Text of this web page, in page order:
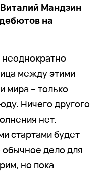
Мандзин
на
между этими
мира – только
Ничего другого
нет.
стартами будет
дело для
но пока